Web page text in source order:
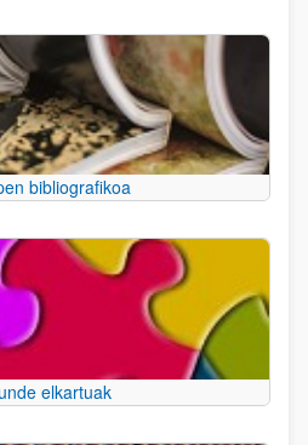
bibliografikoa
elkartuak